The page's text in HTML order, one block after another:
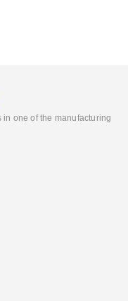
one of the manufacturing